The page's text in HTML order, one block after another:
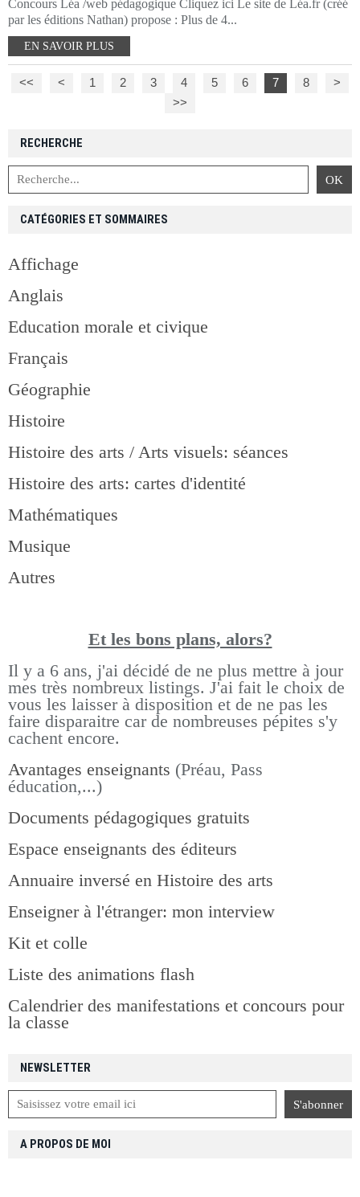
Concours Léa /web pédagogique Cliquez ici Le site de Léa.fr (créé
par les éditions Nathan) propose : Plus de 4...
EN SAVOIR PLUS
<< < 1 2 3 4 5 6 7 8
>
>>
NEWSLETTER
RECHERCHE
CATÉGORIES ET SOMMAIRES
Affichage
Anglais
Education morale et civique
Français
Géographie
Histoire
Histoire des arts / Arts visuels: séances
Histoire des arts: cartes d'identité
Mathématiques
Musique
Autres
Et les bons plans, alors?
Il y a 6 ans, j'ai décidé de ne plus mettre à jour
mes très nombreux listings. J'ai fait le choix de
vous les laisser à disposition et de ne pas les
faire disparaitre car de nombreuses pépites s'y
cachent encore.
Avantages enseignants (Préau, Pass
éducation,...)
Documents pédagogiques gratuits
Espace enseignants des éditeurs
Annuaire inversé en Histoire des arts
Enseigner à l'étranger: mon interview
Kit et colle
Liste des animations flash
Calendrier des manifestations et concours pour
la classe
A PROPOS DE MOI